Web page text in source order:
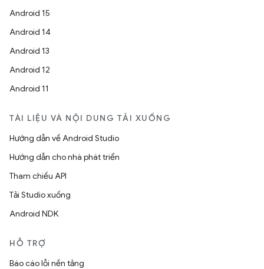
Android 15
Android 14
Android 13
Android 12
Android 11
TÀI LIỆU VÀ NỘI DUNG TẢI XUỐNG
Hướng dẫn về Android Studio
Hướng dẫn cho nhà phát triển
Tham chiếu API
Tải Studio xuống
Android NDK
HỖ TRỢ
Báo cáo lỗi nền tảng